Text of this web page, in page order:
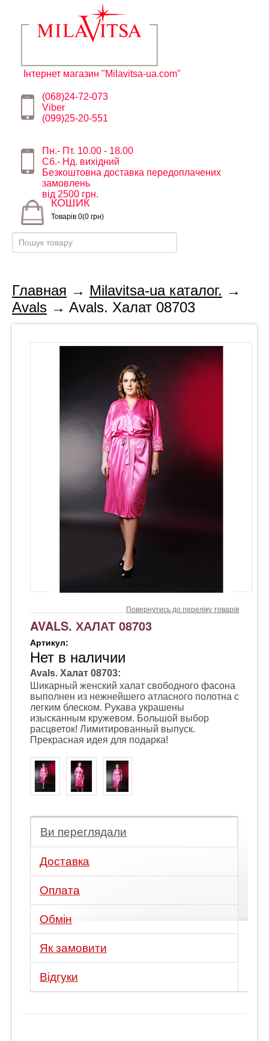
Інтернет магазин "Milavitsa-ua.com"
(068)24-72-073
Viber
(099)25-20-551
Пн.- Пт. 10.00 - 18.00
Сб.- Нд. вихідний
Безкоштовна доставка передоплачених
замовлень
від 2500 грн.
КОШИК
Товарів 0(0 грн)
Главная → Milavitsa-ua каталог. →
Avals → Avals. Халат 08703
Повернутись до переліку товарів
AVALS. ХАЛАТ 08703
Артикул:
Нет в наличии
Avals. Халат 08703:
Шикарный женский халат свободного фасона
выполнен из нежнейшего атласного полотна с
легким блеском. Рукава украшены
изысканным кружевом. Большой выбор
расцветок! Лимитированный выпуск.
Прекрасная идея для подарка!
Ви переглядали
Доставка
Оплата
Обмін
Як замовити
Відгуки